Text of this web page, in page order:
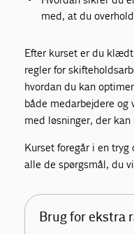
med, at du
Efter kurset er du
regler for
hvordan du kan
både medarbejdere og
med løsninger, der kan
Kurset foregår i en
alle de spørgsmål, du
Brug for ekstra